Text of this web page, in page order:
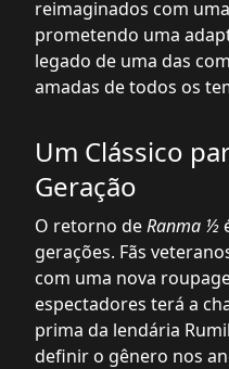
reimaginados com
prometendo uma
legado de uma das
amadas de todos os
Um Clássico
Geração
O retorno deRanma ½
gerações. Fãs
com uma nova
espectadores terá a
prima da lendária
definir o gênero nos